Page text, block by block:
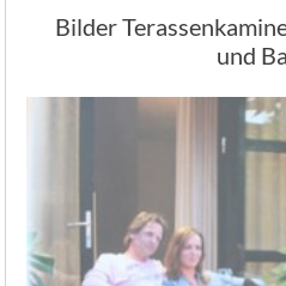
Bilder
und